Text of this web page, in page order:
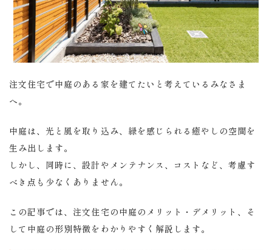
注文住宅で中庭のある家を建てたいと考えているみなさま
へ。
中庭は、光と風を取り込み、緑を感じられる癒やしの空間を
生み出します。
しかし、同時に、設計やメンテナンス、コストなど、考慮す
べき点も少なくありません。
この記事では、注文住宅の中庭のメリット・デメリット、そ
して中庭の形別特徴をわかりやすく解説します。